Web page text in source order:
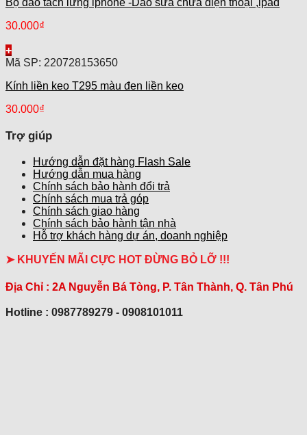
30.000₫
+
Mã SP: 220728153650
Kính liền keo T295 màu đen liền keo
30.000₫
Trợ giúp
Hướng dẫn đặt hàng Flash Sale
Hướng dẫn mua hàng
Chính sách bảo hành đổi trả
Chính sách mua trả góp
Chính sách giao hàng
Chính sách bảo hành tận nhà
Hỗ trợ khách hàng dự án, doanh nghiệp
➤ KHUYẾN MÃI CỰC HOT ĐỪNG BỎ LỠ !!!
Địa Chỉ : 2A Nguyễn Bá Tòng, P. Tân Thành, Q. Tân Phú
Hotline : 0987789279 - 0908101011